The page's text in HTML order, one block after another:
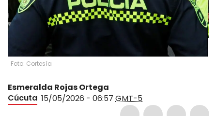
Foto: Cortesía
Esmeralda Rojas Ortega
Cúcuta 15/05/2026 - 06:57 GMT-5